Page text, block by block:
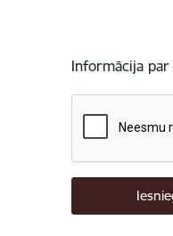
Informācija